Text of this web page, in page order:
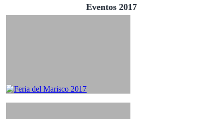
Eventos 2017